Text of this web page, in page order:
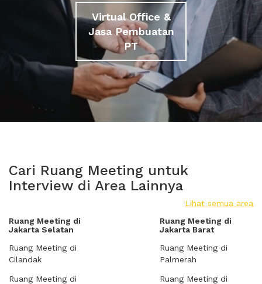
Virtual Office &
Jasa Pembuatan
PT
Cari Ruang Meeting untuk
Interview di Area Lainnya
Lihat semua area
Ruang Meeting di
Jakarta Selatan
Ruang Meeting di
Cilandak
Ruang Meeting di
Ruang Meeting di
Jakarta Barat
Ruang Meeting di
Palmerah
Ruang Meeting di